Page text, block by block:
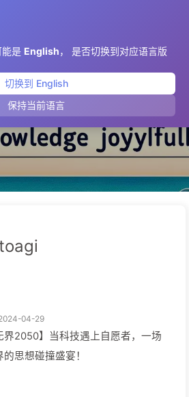
是 English， 是否切换到对应语言版
切换到 English
保持当前语言
waytoagi
04-29
界2050】当科技遇上自愿者，一场
的思想碰撞盛宴！